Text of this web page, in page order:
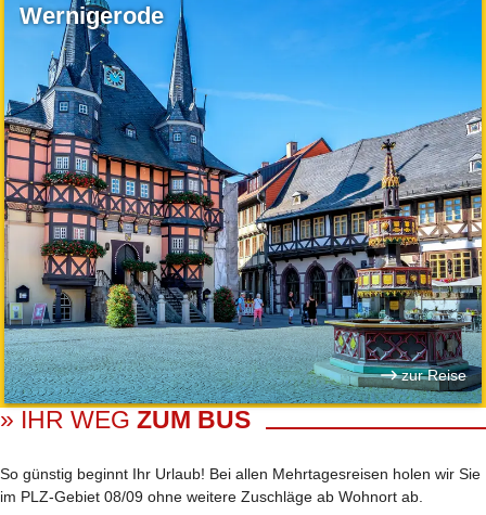
Wernigerode
zur Reise
» IHR WEG ZUM BUS
So günstig beginnt Ihr Urlaub! Bei allen Mehrtages­reisen holen wir Sie
im PLZ-Gebiet 08/09 ohne weitere Zuschläge ab Wohnort ab.